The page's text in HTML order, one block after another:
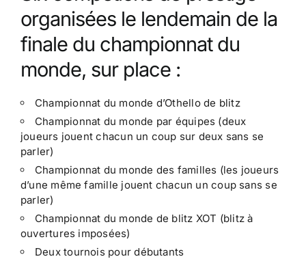
organisées le lendemain de la
finale du championnat du
monde, sur place :
Championnat du monde d’Othello de blitz
Championnat du monde par équipes (deux
joueurs jouent chacun un coup sur deux sans se
parler)
Championnat du monde des familles (les joueurs
d’une même famille jouent chacun un coup sans se
parler)
Championnat du monde de blitz XOT (blitz à
ouvertures imposées)
Deux tournois pour débutants